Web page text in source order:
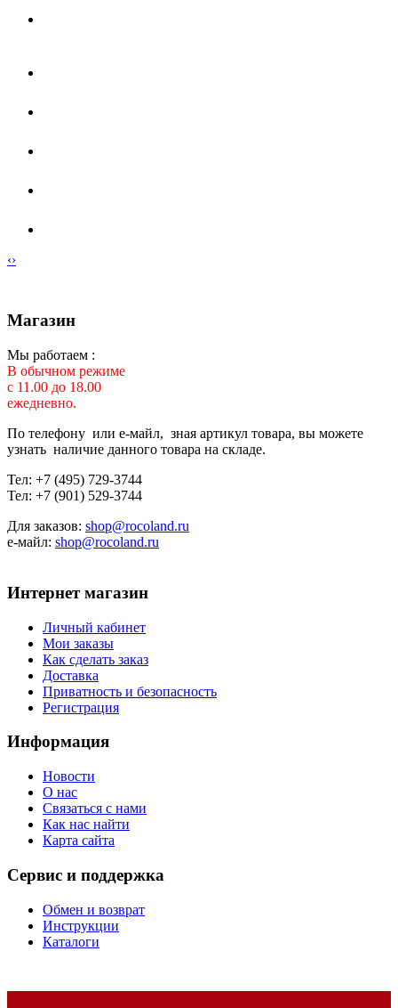
‹›
Магазин
Мы работаем :
В обычном режиме
с 11.00 до 18.00
ежедневно.
По телефону или е-майл, зная артикул товара, вы можете
узнать наличие данного товара на складе.
Тел: +7 (495) 729-3744
Тел: +7 (901) 529-3744
Для заказов: shop@rocoland.ru
е-майл: shop@rocoland.ru
Интернет магазин
Личный кабинет
Мои заказы
Как сделать заказ
Доставка
Приватность и безопасность
Регистрация
Информация
Новости
О нас
Связаться с нами
Как нас найти
Карта сайта
Сервис и поддержка
Обмен и возврат
Инструкции
Каталоги